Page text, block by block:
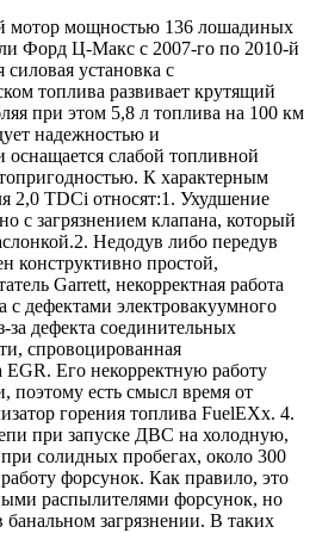
мотор мощностью 136 лошадиных
Форд Ц-Макс с 2007-го по 2010-й
установка с
топлива развивает крутящий
при этом 5,8 л топлива на 100 км
надежностью и
оснащается слабой топливной
К характерным
2,0 TDCi относят:1. Ухудшение
с загрязнением клапана, который
Недодув либо передув
конструктивно простой,
Garrett, некорректная работа
с дефектами электровакуумного
за дефекта соединительных
спровоцированная
Его некорректную работу
поэтому есть смысл время от
горения топлива FuelEXx. 4.
при запуске ДВС на холодную,
солидных пробегах, около 300
форсунок. Как правило, это
распылителями форсунок, но
банальном загрязнении. В таких